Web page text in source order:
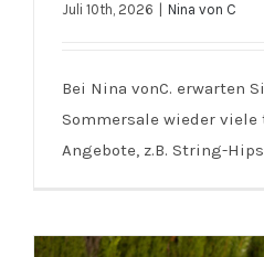
Nina von C. |
Juli 10th, 2026 Nina von C
Bei Nina vonC. erwarten
Sommersale wieder
Angebote, z.B. String-